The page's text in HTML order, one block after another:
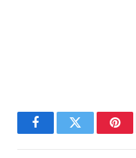
FacebookTwitter